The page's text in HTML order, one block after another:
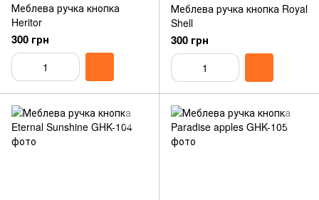
Меблева ручка кнопка
Heritor
300 грн
Меблева ручка кнопка Royal
Shell
300 грн